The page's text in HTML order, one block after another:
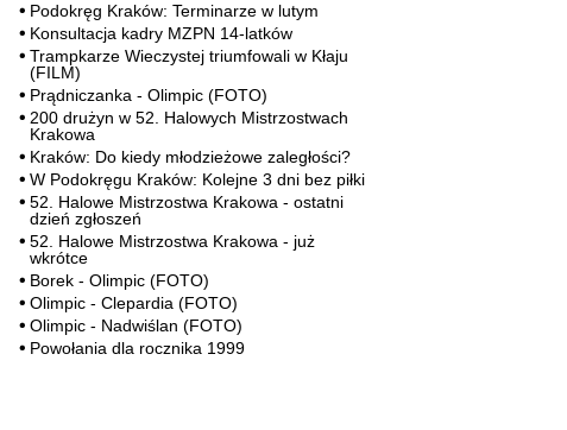
Podokręg Kraków: Terminarze w lutym
Konsultacja kadry MZPN 14-latków
Trampkarze Wieczystej triumfowali w Kłaju
(FILM)
Prądniczanka - Olimpic (FOTO)
200 drużyn w 52. Halowych Mistrzostwach
Krakowa
Kraków: Do kiedy młodzieżowe zaległości?
W Podokręgu Kraków: Kolejne 3 dni bez piłki
52. Halowe Mistrzostwa Krakowa - ostatni
dzień zgłoszeń
52. Halowe Mistrzostwa Krakowa - już
wkrótce
Borek - Olimpic (FOTO)
Olimpic - Clepardia (FOTO)
Olimpic - Nadwiślan (FOTO)
Powołania dla rocznika 1999